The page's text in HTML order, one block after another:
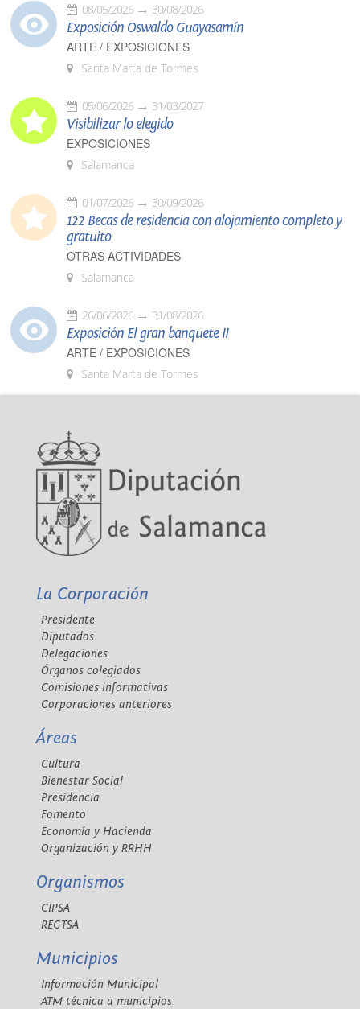
08/05/2026 30/08/2026
Exposición Oswaldo Guayasamín
ARTE / EXPOSICIONES
Santa Marta de Tormes
05/06/2026 31/03/2027
Visibilizar lo elegido
EXPOSICIONES
Salamanca
01/07/2026 30/09/2026
122 Becas de residencia con alojamiento completo y
gratuito
OTRAS ACTIVIDADES
Salamanca
26/06/2026 31/08/2026
Exposición El gran banquete II
ARTE / EXPOSICIONES
Santa Marta de Tormes
La Corporación
Presidente
Diputados
Delegaciones
Órganos colegiados
Comisiones informativas
Corporaciones anteriores
Áreas
Cultura
Bienestar Social
Presidencia
Fomento
Economía y Hacienda
Organización y RRHH
Organismos
CIPSA
REGTSA
Municipios
Información Municipal
ATM técnica a municipios